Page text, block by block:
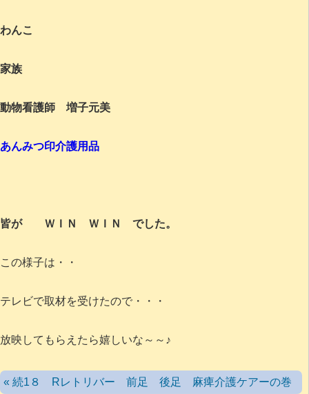
わんこ
家族
動物看護師 増子元美
あんみつ印介護用品
皆が ＷＩＮ ＷＩＮ でした。
この様子は・・
テレビで取材を受けたので・・・
放映してもらえたら嬉しいな～～♪
« 続1８ Rレトリバー 前足 後足 麻痺介護ケアーの巻